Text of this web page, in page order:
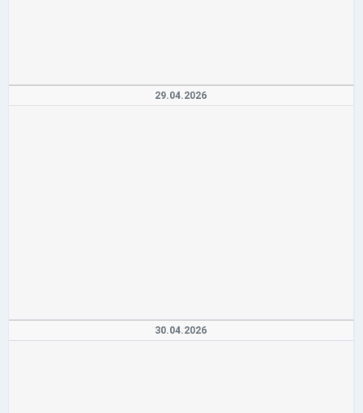
29.04.2026
30.04.2026